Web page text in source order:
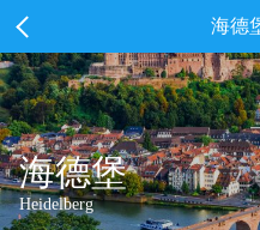
海德
海德堡
Heidelberg